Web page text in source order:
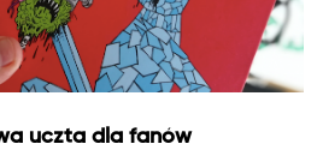
uczta dla fanów